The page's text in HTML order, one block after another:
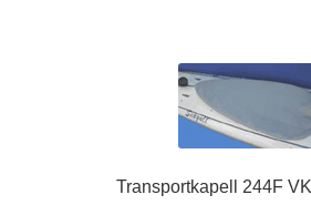
Transportkapell 244F